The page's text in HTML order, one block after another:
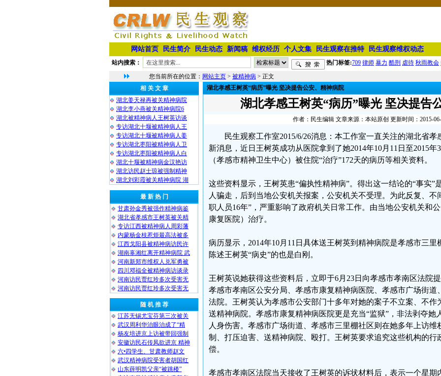
网站首页 民生简介 民生动态 新闻稿 维权经历 个人文集 民生观察在推特 民生观察维权动态
站内搜索： 热门标签:709 律师 暴力 酷刑 虐待 秋雨教会
您当前所在的位置： 网站主页 > 被精神病 > 正文
相 关 文 章
湖北姜天禄再被关精神病院
湖北李小燕被关精神病院6
湖北被精神病人王树英访谈
专访湖北十堰被精神病人王
专访湖北十堰被精神病人姜
专访湖北枣阳被精神病人卫
专访湖北枣阳被精神病人白
湖北十堰被精神病金汉艳访
湖北访民赵士琼被强制精神
湖北刘彩霞被关精神病院 湖
最 新 热 门
甘肃孙金秀被强作精神病鉴
湖北省孝感市王树英被关精
专访江西被精神病人周彩藩
内蒙杨金枝惹烦最高法被多
江西戈阳县被精神病访民许
湖南辜湘红离开精神病院 武
河南新郑市维权人兑军勇被
四川邓福全被精神病访谈录
河南访民贾红玲多次受害无
河南访民贾红玲多次受害无
随 机 推 荐
江苏无锡尤宝芬第三次被关
武汉周利华治眼治成了“精
杨友培进京上访被带回强制
安徽访民石传凤欲进京 精神
六•四学生、甘肃教师赵文
武汉精神病院受害者胡国红
山东薛明凯父亲“被跳楼”
湖北孝感王树英“病历”曝光 坚决提告公安、精神病院
湖北孝感王树英“病历”曝光 坚决提告
作者：民生编辑 文章来源：本站原创 更新时间：2015-
民生观察工作室2015/6/26消息：本工作室一直关注的湖北省
新消息，近日王树英成功从医院拿到了她2014年10月11日至2015
（孝感市精神卫生中心）被住院“治疗”172天的病历等相关资料。
这些资料显示，王树英患“偏执性精神病”。得出这一结论的“事实”
人骗走，后到当地公安机关报案，公安机关不受理。为此反复、不
职人员16年”，严重影响了政府机关日常工作。由当地公安机关和
康复医院）治疗。
病历显示，2014年10月11日具体送王树英到精神病院是孝感市三
陈述王树英“病史”的也是白刚。
王树英说她获得这些资料后，立即于6月23日向孝感市孝南区法院
孝感市孝南区公安分局、孝感市康复精神病医院、孝感市广场街道
法院。王树英认为孝感市公安部门十多年对她的案子不立案、不作
送精神病院。孝感市康复精神病医院更是充当“监狱”，非法剥夺她
人身伤害。孝感市广场街道、孝感市三里棚社区则在她多年上访维
制、打压迫害、送精神病院、殴打。王树英要求追究这些机构的行
偿。
孝感市孝南区法院当天接收了王树英的诉状材料后，表示一个星期